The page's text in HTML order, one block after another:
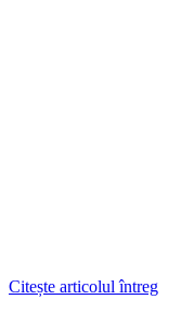
Citește articolul întreg